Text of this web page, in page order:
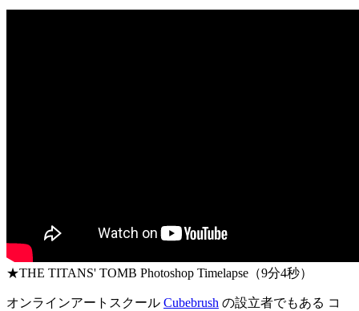
★THE TITANS' TOMB Photoshop Timelapse（9分4秒）
オンラインアートスクール Cubebrush の設立者でもある コ